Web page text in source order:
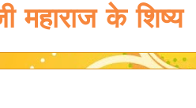
महाराज के शिष्य